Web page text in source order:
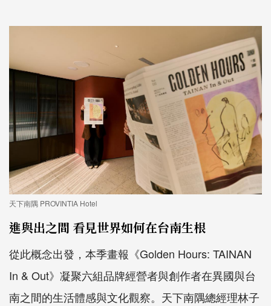
天下南隅 PROVINTIA Hotel
進與出之間 看見世界如何在台南生根
從此概念出發，本季畫報《Golden Hours: TAINAN
In & Out》凝聚六組品牌經營者與創作者在異國與台
南之間的生活體感與文化觀察。天下南隅總經理林子